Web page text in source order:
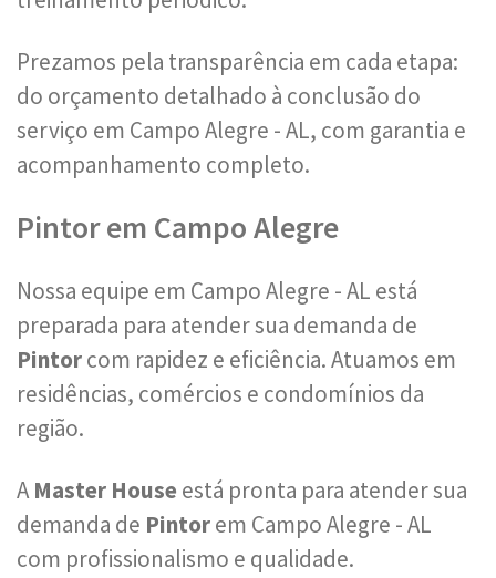
Prezamos pela transparência em cada etapa:
do orçamento detalhado à conclusão do
serviço em Campo Alegre - AL, com garantia e
acompanhamento completo.
Pintor em Campo Alegre
Nossa equipe em Campo Alegre - AL está
preparada para atender sua demanda de
Pintorcom rapidez e eficiência. Atuamos em
residências, comércios e condomínios da
região.
AMaster House está pronta para atender sua
demanda de Pintorem Campo Alegre - AL
com profissionalismo e qualidade.